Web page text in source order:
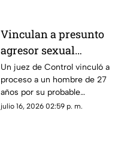
Vinculan a presunto
agresor sexual
investigado por
ataques contra cinco
mujeres en Chihuahua
Un juez de Control vinculó a
proceso a un hombre de 27
años por su probable
participación en diversos
julio 16, 2026 02:59 p. m.